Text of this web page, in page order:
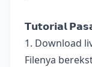
𝗧𝘂𝘁𝗼𝗿𝗶𝗮𝗹
1. Download
Filenya